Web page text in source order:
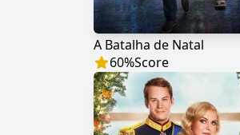
A Batalha de Natal
60%Score